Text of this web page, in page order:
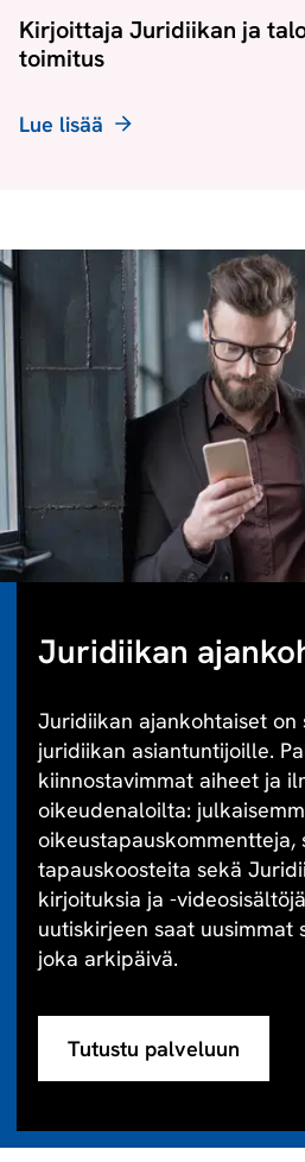
Kirjoittaja Juridiikan ja
toimitus
Lue lisää
Juridiikan
Juridiikan ajankohtaiset on
juridiikan asiantuntijoille.
kiinnostavimmat aiheet ja
oikeudenaloilta:
oikeustapauskommentteja,
tapauskoosteita sekä
kirjoituksia ja -
uutiskirjeen saat uusimmat
joka arkipäivä.
Tutustu palveluun